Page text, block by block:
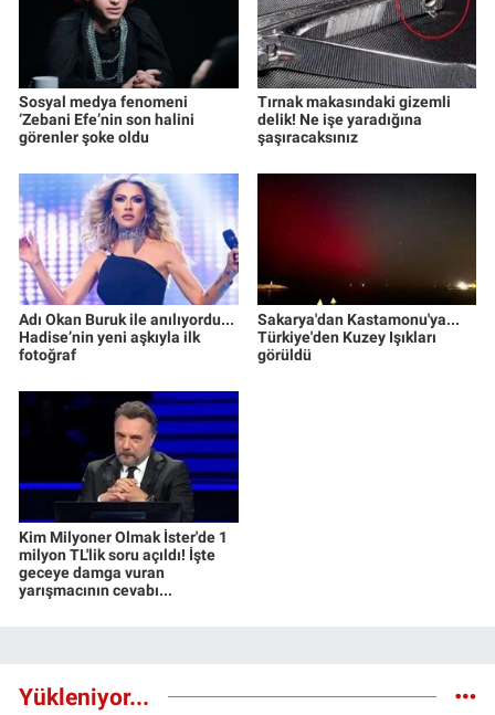
Sosyal medya fenomeni
‘Zebani Efe’nin son halini
görenler şoke oldu
Tırnak makasındaki gizemli
delik! Ne işe yaradığına
şaşıracaksınız
Adı Okan Buruk ile anılıyordu...
Hadise’nin yeni aşkıyla ilk
fotoğraf
Sakarya'dan Kastamonu'ya...
Türkiye'den Kuzey Işıkları
görüldü
Kim Milyoner Olmak İster'de 1
milyon TL'lik soru açıldı! İşte
geceye damga vuran
yarışmacının cevabı...
Yükleniyor...